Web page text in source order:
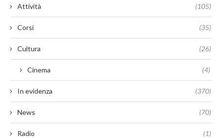
Attività (105)
Corsi (35)
Cultura (26)
Cinema (4)
In evidenza (370)
News (70)
Radio (1)